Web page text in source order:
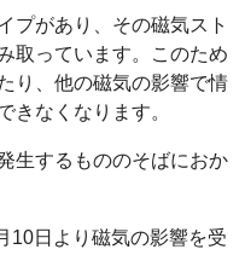
プがあり、その磁気スト
取っています。このため
り、他の磁気の影響で情
きなくなります。
生するもののそばにおか
10日より磁気の影響を受